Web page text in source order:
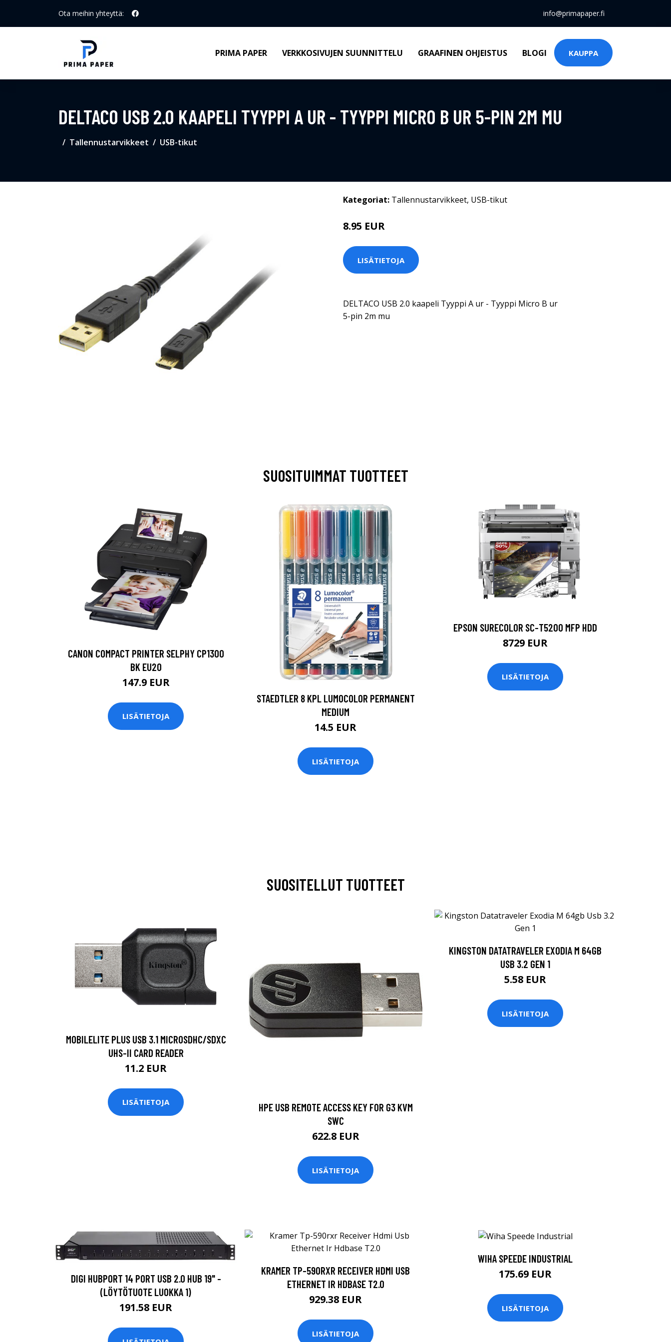
Ota meihin yhteyttä: info@primapaper.fi
PRIMA PAPER VERKKOSIVUJEN SUUNNITTELU GRAAFINEN OHJEISTUS BLOGI KAUPPA
DELTACO USB 2.0 KAAPELI TYYPPI A UR - TYYPPI MICRO B UR 5-PIN 2M MU
Tallennustarvikkeet USB-tikut
Kategoriat: Tallennustarvikkeet, USB-tikut
8.95 EUR
LISÄTIETOJA
DELTACO USB 2.0 kaapeli Tyyppi A ur - Tyyppi Micro B ur
5-pin 2m mu
SUOSITUIMMAT TUOTTEET
CANON COMPACT PRINTER SELPHY CP1300
BK EU20
147.9 EUR
LISÄTIETOJA
STAEDTLER 8 KPL LUMOCOLOR PERMANENT
MEDIUM
14.5 EUR
LISÄTIETOJA
EPSON SURECOLOR SC-T5200 MFP HDD
8729 EUR
LISÄTIETOJA
SUOSITELLUT TUOTTEET
MOBILELITE PLUS USB 3.1 MICROSDHC/SDXC
UHS-II CARD READER
11.2 EUR
LISÄTIETOJA
HPE USB REMOTE ACCESS KEY FOR G3 KVM
SWC
622.8 EUR
LISÄTIETOJA
KINGSTON DATATRAVELER EXODIA M 64GB
USB 3.2 GEN 1
5.58 EUR
LISÄTIETOJA
DIGI HUBPORT 14 PORT USB 2.0 HUB 19" -
(LÖYTÖTUOTE LUOKKA 1)
191.58 EUR
KRAMER TP-590RXR RECEIVER HDMI USB
ETHERNET IR HDBASE T2.0
929.38 EUR
LISÄTIETOJA
WIHA SPEEDE INDUSTRIAL
175.69 EUR
LISÄTIETOJA